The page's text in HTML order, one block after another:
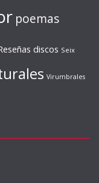
poemas
discos Seix
Virumbrales